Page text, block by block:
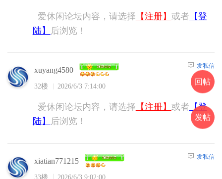
爱休闲论坛内容，请选择 【注册】 或者 【登
陆】
后浏览！
xuyang4580
32楼 2026/6/3 7:14:00
发私信
爱休闲论坛内容，请选择 【注册】 或者 【登
陆】
后浏览！
xiatian771215
33楼 2026/6/3 9:02:00
发私信
回帖
发帖